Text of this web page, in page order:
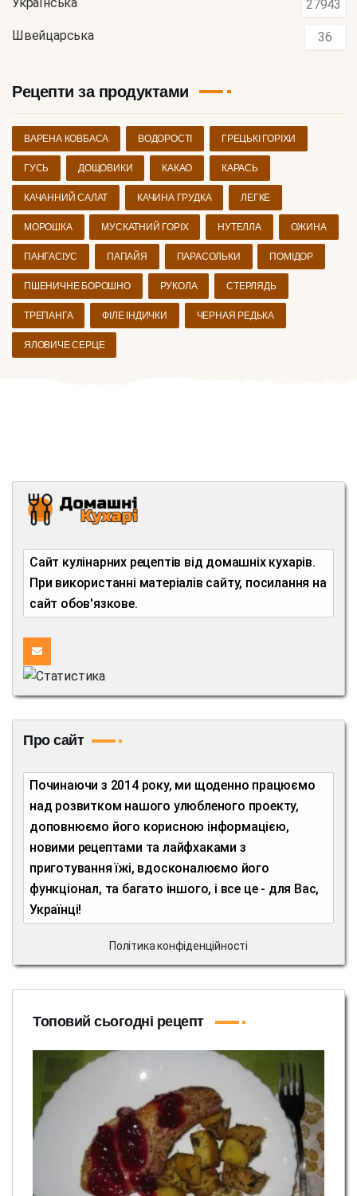
27943
Швейцарська 36
Рецепти за продуктами
ВАРЕНА КОВБАСА ВОДОРОСТІ ГРЕЦЬКІ ГОРІХИ
ГУСЬ ДОЩОВИКИ КАКАО КАРАСЬ
КАЧАННИЙ САЛАТ КАЧИНА ГРУДКА ЛЕГКЕ
МОРОШКА МУСКАТНИЙ ГОРІХ НУТЕЛЛА ОЖИНА
ПАНГАСІУС ПАПАЙЯ ПАРАСОЛЬКИ ПОМІДОР
ПШЕНИЧНЕ БОРОШНО РУКОЛА СТЕРЛЯДЬ
ТРЕПАНГА ФІЛЕ ІНДИЧКИ ЧЕРНАЯ РЕДЬКА
ЯЛОВИЧЕ СЕРЦЕ
Сайт кулінарних рецептів від домашніх кухарів.
При використанні матеріалів сайту, посилання на
сайт обов'язкове.
Про сайт
Починаючи з 2014 року, ми щоденно працюємо
над розвитком нашого улюбленого проекту,
доповнюємо його корисною інформацією,
новими рецептами та лайфхаками з
приготування їжі, вдосконалюємо його
функціонал, та багато іншого, і все це - для Вас,
Українці!
Політика конфіденційності
Топовий сьогодні рецепт